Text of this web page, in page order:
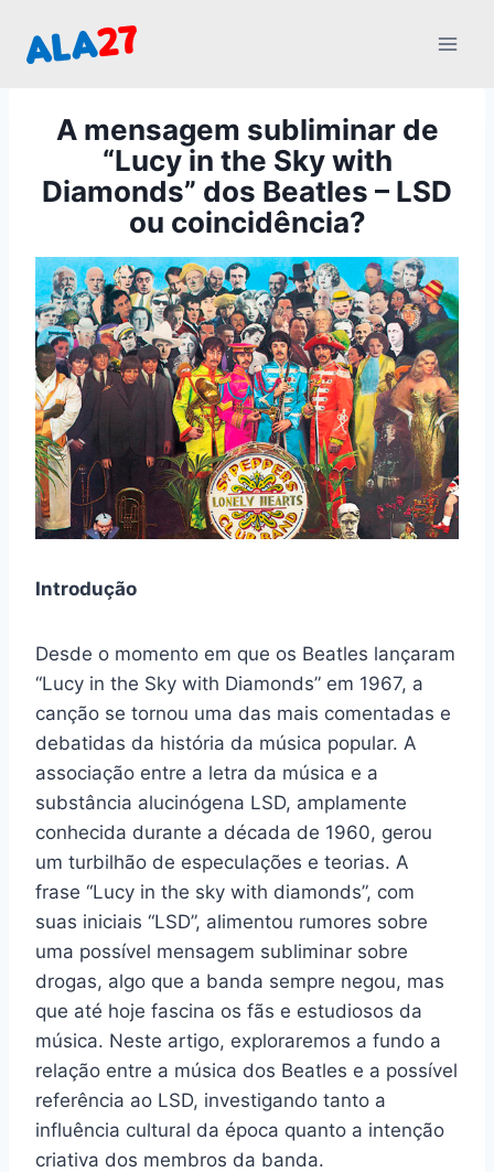
para
A mensagem subliminar de
“Lucy in the Sky with
Diamonds” dos Beatles – LSD
ou coincidência?
Introdução
Desde o momento em que os Beatles lançaram
“Lucy in the Sky with Diamonds” em 1967, a
canção se tornou uma das mais comentadas e
debatidas da história da música popular. A
associação entre a letra da música e a
substância alucinógena LSD, amplamente
conhecida durante a década de 1960, gerou
um turbilhão de especulações e teorias. A
frase “Lucy in the sky with diamonds”, com
suas iniciais “LSD”, alimentou rumores sobre
uma possível mensagem subliminar sobre
drogas, algo que a banda sempre negou, mas
que até hoje fascina os fãs e estudiosos da
música. Neste artigo, exploraremos a fundo a
relação entre a música dos Beatles e a possível
referência ao LSD, investigando tanto a
influência cultural da época quanto a intenção
criativa dos membros da banda.